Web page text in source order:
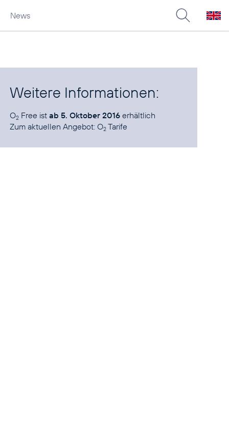
News
Weitere Informationen:
O2 Free istab 5. Oktober 2016 erhältlich
Zum aktuellen Angebot:O2 Tarife